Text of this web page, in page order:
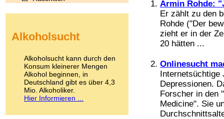
Armin Rohde:
Er zählt zu den
Rohde ("Der
zieht er in der
20 hätten ...
Onlinesucht
Internetsüchtige
Depressionen.
Forscher in den
Medicine". Sie
Kokain
LSD
Marihuana
Medikamente
Meskalin
Metamphetamin
Methadon
Alkoholsucht
Alkoholsucht kann durch den
Konsum kleinerer Mengen
Alkohol beginnen, in
Deutschland gibt es über 4,3
Mio. Alkoholiker.
Hier Informieren ...